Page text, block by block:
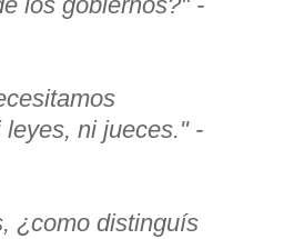
leyes, ni jueces." -
¿como distinguís